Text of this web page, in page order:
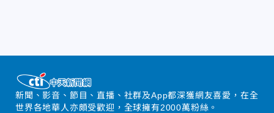
新聞、影音、節目、直播、社群及App都深獲網友喜愛，在全
世界各地華人亦頗受歡迎，全球擁有2000萬粉絲。